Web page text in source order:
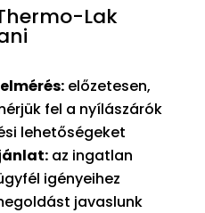
Lak
előzetesen,
fel a nyílászárók
lehetőségeket
az ingatlan
igényeihez
javaslunk